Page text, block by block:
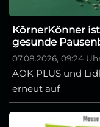
KörnerKönner
gesunde
07.08.2026, 09:24
AOK PLUS und
erneut auf